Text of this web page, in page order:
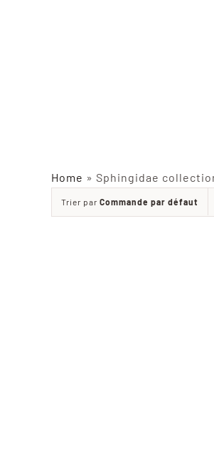
Home » Sphingidae
Trier par Commande par défaut